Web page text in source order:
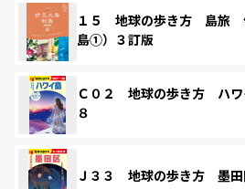
１５ 地球の歩き方 島旅
島①）３訂版
Ｃ０２ 地球の歩き方 ハ
８
Ｊ３３ 地球の歩き方 墨